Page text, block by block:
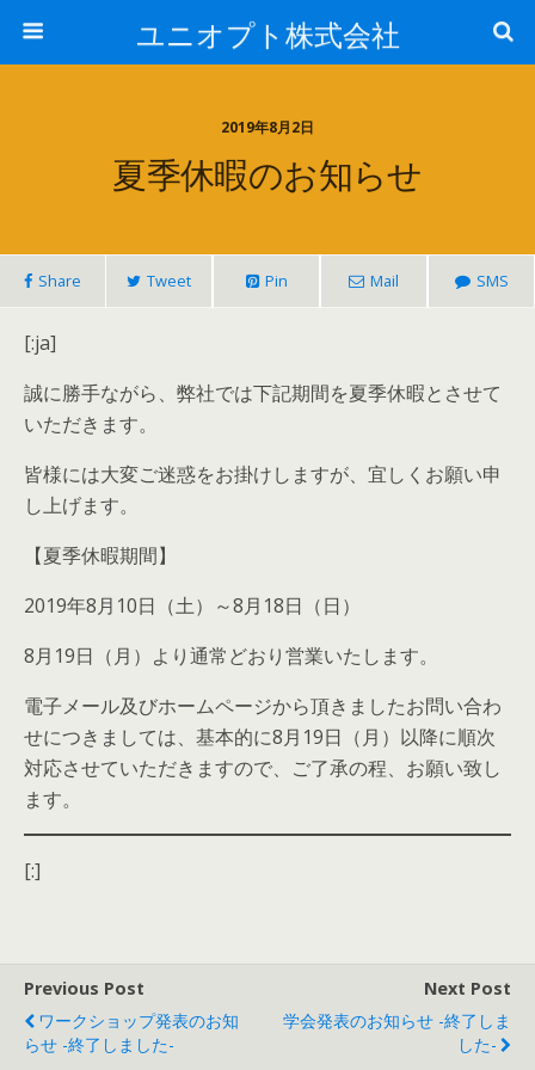
ユニオプト株式会社
2019年8月2日
夏季休暇のお知らせ
Share Tweet Pin Mail SMS
[:ja]
誠に勝手ながら、弊社では下記期間を夏季休暇とさせて
いただきます。
皆様には大変ご迷惑をお掛けしますが、宜しくお願い申
し上げます。
【夏季休暇期間】
2019年8月10日（土）～8月18日（日）
8月19日（月）より通常どおり営業いたします。
電子メール及びホームページから頂きましたお問い合わ
せにつきましては、基本的に8月19日（月）以降に順次
対応させていただきますので、ご了承の程、お願い致し
ます。
[:]
Previous Post
ワークショップ発表のお知
らせ -終了しました-
Next Post
学会発表のお知らせ -終了しま
した-